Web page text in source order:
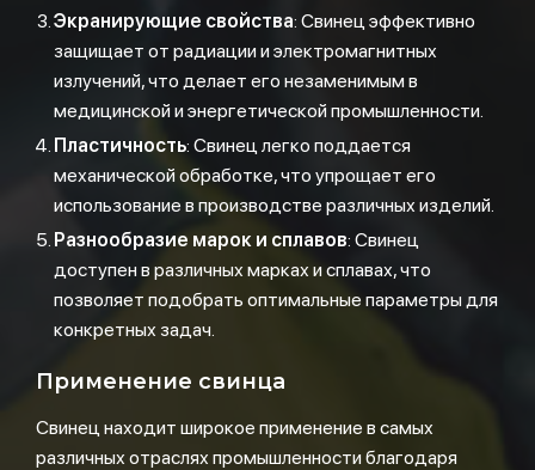
Экранирующие свойства: Свинец эффективно
защищает от радиации и электромагнитных
излучений, что делает его незаменимым в
медицинской и энергетической промышленности.
Пластичность: Свинец легко поддается
механической обработке, что упрощает его
использование в производстве различных изделий.
Разнообразие марок и сплавов: Свинец
доступен в различных марках и сплавах, что
позволяет подобрать оптимальные параметры для
конкретных задач.
Применение свинца
Свинец находит широкое применение в самых
различных отраслях промышленности благодаря